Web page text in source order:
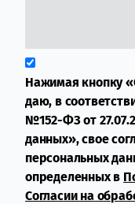
Нажимая кнопку
даю, в
№152-ФЗ от
данных», свое
персональных
определенных в
Согласии на